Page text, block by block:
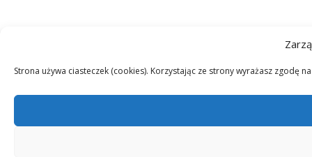
Strona używa ciasteczek (cookies). Korzystając ze strony wyrażasz zgodę